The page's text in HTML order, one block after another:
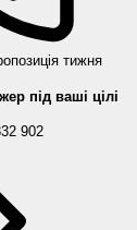
тижня
під ваші цілі
902